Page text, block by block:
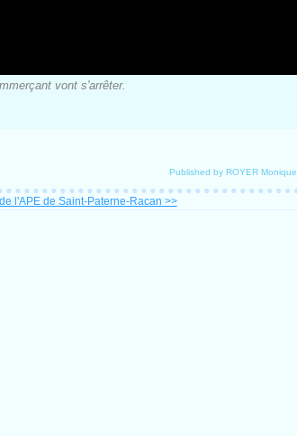
vont s'arrêter.
Published by ROYER Monique
l'APE de Saint-Paterne-Racan >>